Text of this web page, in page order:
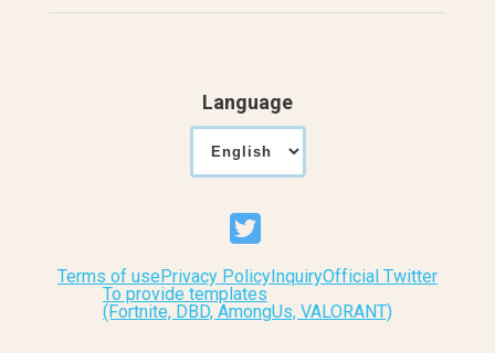
Language
Terms of usePrivacy Policy InquiryOfficial Twitter
To provide templates
(Fortnite, DBD, AmongUs, VALORANT)